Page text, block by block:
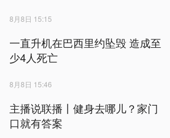
8月8日 15:15
一直升机在巴西里约坠毁 造成至
少4人死亡
8月8日 15:46
主播说联播丨健身去哪儿？家门
口就有答案